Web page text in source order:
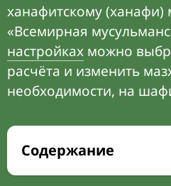
ханафитскому (ханафи)
«Всемирная
настройках можно
расчёта и изменить
необходимости, на
Содержание
Время намаза на